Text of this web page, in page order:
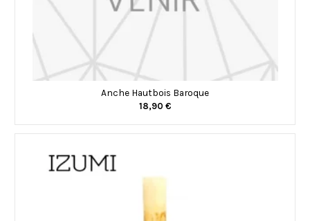
Anche Hautbois Baroque
18,90 €